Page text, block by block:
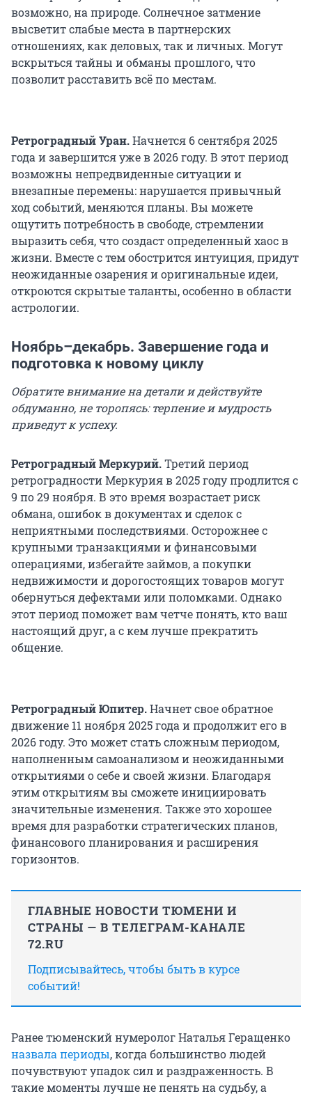
возможно, на природе. Солнечное затмение
высветит слабые места в партнерских
отношениях, как деловых, так и личных. Могут
вскрыться тайны и обманы прошлого, что
позволит расставить всё по местам.
Ретроградный Уран.Начнется 6 сентября 2025
года и завершится уже в 2026 году. В этот период
возможны непредвиденные ситуации и
внезапные перемены: нарушается привычный
ход событий, меняются планы. Вы можете
ощутить потребность в свободе, стремлении
выразить себя, что создаст определенный хаос в
жизни. Вместе с тем обострится интуиция, придут
неожиданные озарения и оригинальные идеи,
откроются скрытые таланты, особенно в области
астрологии.
Ноябрь–декабрь. Завершение года и
подготовка к новому циклу
Обратите внимание на детали и действуйте
обдуманно, не торопясь: терпение и мудрость
приведут к успеху.
Ретроградный Меркурий.Третий период
ретроградности Меркурия в 2025 году продлится с
9 по 29 ноября. В это время возрастает риск
обмана, ошибок в документах и сделок с
неприятными последствиями. Осторожнее с
крупными транзакциями и финансовыми
операциями, избегайте займов, а покупки
недвижимости и дорогостоящих товаров могут
обернуться дефектами или поломками. Однако
этот период поможет вам четче понять, кто ваш
настоящий друг, а с кем лучше прекратить
общение.
Ретроградный Юпитер.Начнет свое обратное
движение 11 ноября 2025 года и продолжит его в
2026 году. Это может стать сложным периодом,
наполненным самоанализом и неожиданными
открытиями о себе и своей жизни. Благодаря
этим открытиям вы сможете инициировать
значительные изменения. Также это хорошее
время для разработки стратегических планов,
финансового планирования и расширения
горизонтов.
ГЛАВНЫЕ НОВОСТИ ТЮМЕНИ И
СТРАНЫ — В ТЕЛЕГРАМ-КАНАЛЕ
72.RU
Подписывайтесь, чтобы быть в курсе
событий!
Ранее тюменский нумеролог Наталья Геращенко
назвала периоды, когда большинство людей
почувствуют упадок сил и раздраженность. В
такие моменты лучше не пенять на судьбу, а